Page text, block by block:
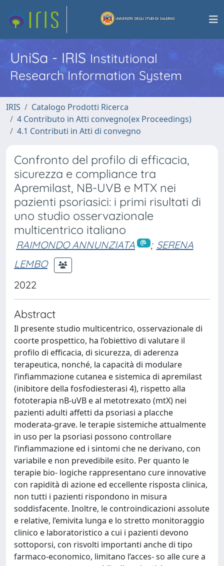
UniSa - IRISInstitutional
Research Information System
IRIS
Catalogo Prodotti Ricerca
4 Contributo in Atti convegno(ex Proceedings)
4.1 Contributi in Atti di convegno
Confronto del profilo di efficacia,
sicurezza e compliance tra
Apremilast, NB-UVB e MTX nei
pazienti psoriasici: i primi risultati di
uno studio osservazionale
multicentrico italiano
RAIMONDO ANNUNZIATA ; SERENA
LEMBO
2022
Abstract
Il presente studio multicentrico, osservazionale di
coorte prospettico, ha l’obiettivo di valutare il
profilo di efficacia, di sicurezza, di aderenza
terapeutica, nonché, la capacità di modulare
l’infiammazione cutanea e sistemica di apremilast
(inibitore della fosfodiesterasi 4), rispetto alla
fototerapia nB-uVB e al metotrexato (mtX) nei
pazienti adulti affetti da psoriasi a placche
moderata-grave. le terapie sistemiche attualmente
in uso per la psoriasi possono controllare
l’infiammazione ed i sintomi che ne derivano, con
variabile e non prevedibile esito. Per quanto le
terapie bio- logiche rappresentano cure innovative
con rapidità di azione ed eccellente risposta clinica,
non tutti i pazienti rispondono in misura
soddisfacente. Inoltre, le controindicazioni assolute
e relative, l’emivita lunga e lo stretto monitoraggio
clinico e laboratoristico a cui i pazienti devono
sottoporsi, con risvolti importanti anche di tipo
farmaco-economico, limitano l’acces- so alle cure a